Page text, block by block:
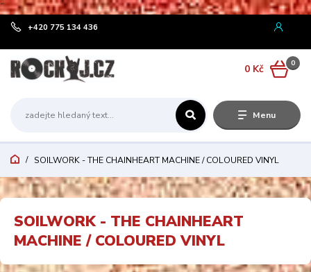
¨
Menu
+420 775 134 436
0
0 Kč
SOILWORK - THE CHAINHEART MACHINE / COLOURED VINYL
SOILWORK - THE CHAINHEART
MACHINE / COLOURED VINYL